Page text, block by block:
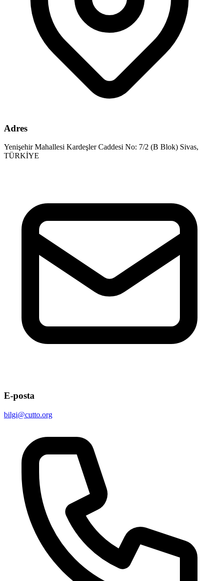
Adres
Yenişehir Mahallesi Kardeşler Caddesi No: 7/2 (B Blok) Sivas,
TÜRKİYE
E-posta
bilgi@cutto.org